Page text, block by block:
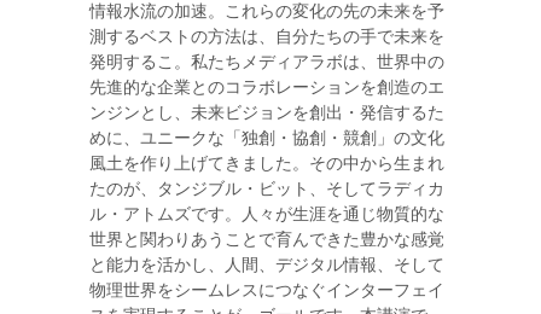
情報水流の加速。これらの変化の先の未来を予
測するベストの方法は、自分たちの手で未来を
発明するこ。私たちメディアラボは、世界中の
先進的な企業とのコラボレーションを創造のエ
ンジンとし、未来ビジョンを創出・発信するた
めに、ユニークな「独創・協創・競創」の文化
風土を作り上げてきました。その中から生まれ
たのが、タンジブル・ビット、そしてラディカ
ル・アトムズです。人々が生涯を通じ物質的な
世界と関わりあうことで育んできた豊かな感覚
と能力を活かし、人間、デジタル情報、そして
物理世界をシームレスにつなぐインターフェイ